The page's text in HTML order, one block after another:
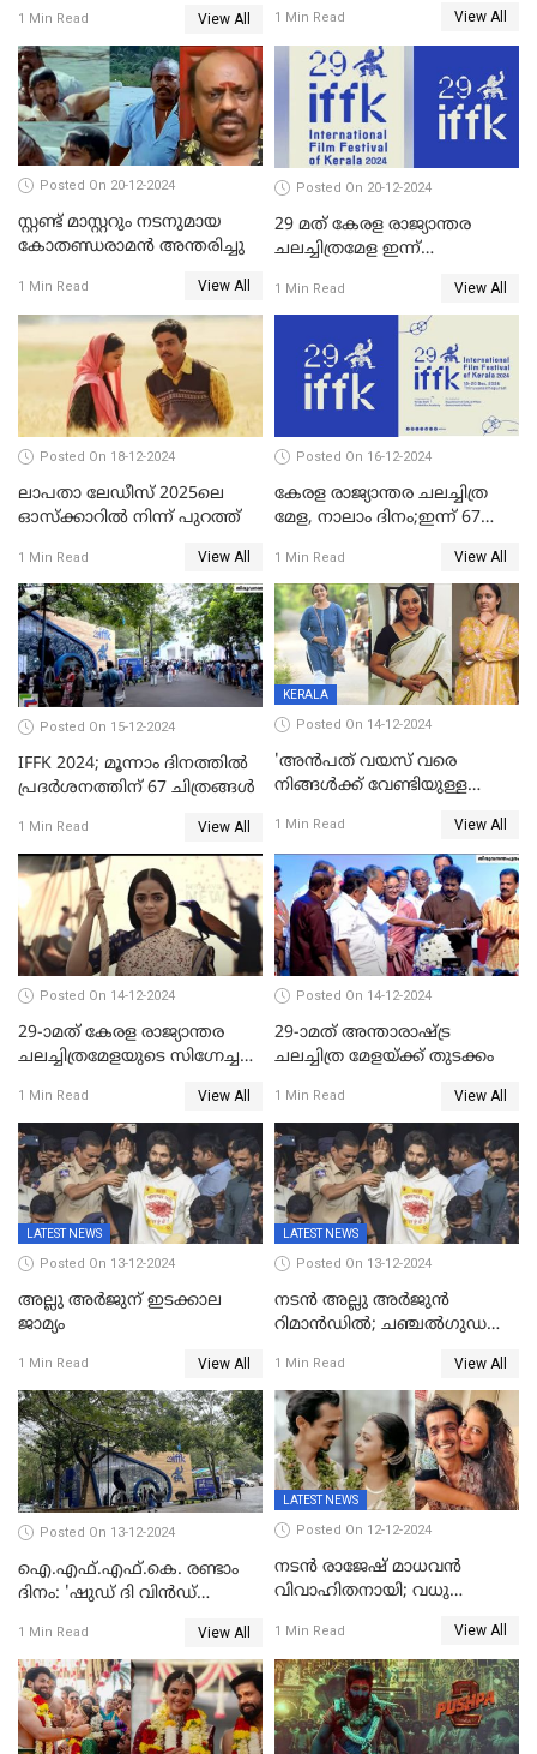
മുകുന്ദൻ ചിത്രം മാർക്കോ
1 Min Read View All
സിനിമ അവാര്‍ഡ്
സംവിധായിക പായല്‍
കപാഡിയയ്ക്ക് സമ്മാനിച്ചു;
ഫെമിനിച്ചി ഫാത്തിമയ്ക്ക്
അഞ്ച് പുരസ്കാരം
1 Min Read View All
Posted On 20-12-2024
സ്റ്റണ്ട് മാസ്റ്ററും നടനുമായ
കോതണ്ഡരാമൻ അന്തരിച്ചു
1 Min Read View All
Posted On 20-12-2024
29 മത് കേരള രാജ്യാന്തര
ചലച്ചിത്രമേള ഇന്ന്
1 Min Read View All
Posted On 18-12-2024
ലാപതാ ലേഡീസ് 2025ലെ
ഓസ്‌ക്കാറില്‍ നിന്ന് പുറത്ത്
1 Min Read View All
Posted On 16-12-2024
കേരള രാജ്യാന്തര ചലച്ചിത്ര
മേള, നാലാം ദിനം;ഇന്ന് 67
1 Min Read View All
Posted On 15-12-2024
IFFK 2024; മൂന്നാം ദിനത്തില്‍
പ്രദര്‍ശനത്തിന് 67 ചിത്രങ്ങള്‍
1 Min Read View All
KERALA
Posted On 14-12-2024
'അന്‍പത് വയസ് വരെ
നിങ്ങള്‍ക്ക് വേണ്ടിയുള്ള
കൂട്ട് ആവശ്യമുണ്ട്; കല്യാണം
കഴിക്കാമെന്ന് തോന്നി
തുടങ്ങിയിട്ടുണ്ടെന്ന് നിഷ
സാരംഗ്
1 Min Read View All
Posted On 14-12-2024
29-ാമത് കേരള രാജ്യാന്തര
ചലച്ചിത്രമേളയുടെ സിഗ്നേച്ചർ
1 Min Read View All
Posted On 14-12-2024
29-ാമത് അന്താരാഷ്‌ട്ര
ചലച്ചിത്ര മേളയ്‌ക്ക് തുടക്കം
1 Min Read View All
LATEST NEWS
Posted On 13-12-2024
അല്ലു അർജുന് ഇടക്കാല
ജാമ്യം
1 Min Read View All
LATEST NEWS
Posted On 13-12-2024
നടൻ അല്ലു അർജുൻ
റിമാൻഡിൽ; ചഞ്ചൽഗുഡ
1 Min Read View All
Posted On 13-12-2024
ഐ.എഫ്.എഫ്.കെ. രണ്ടാം
ദിനം: 'ഷുഡ് ദി വിൻഡ്
'കിഷ്‌കികിന്ധാ കാണ്ഡം' വരെ
1 Min Read View All
LATEST NEWS
Posted On 12-12-2024
നടൻ രാജേഷ് മാധവൻ
വിവാഹിതനായി; വധു
കാരാട്ട്
1 Min Read View All